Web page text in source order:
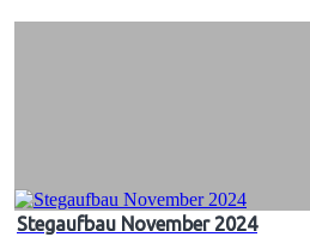
Stegaufbau November 2024